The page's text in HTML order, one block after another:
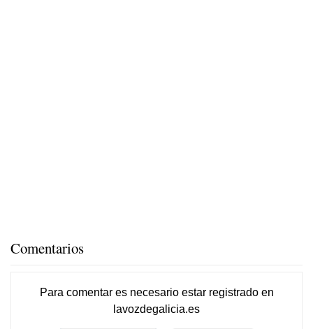
Comentarios
Para comentar es necesario estar registradoen
lavozdegalicia.es